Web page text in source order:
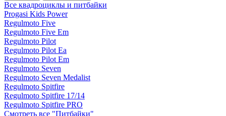
Все квадроциклы и питбайки
Progasi Kids Power
Regulmoto Five
Regulmoto Five Em
Regulmoto Pilot
Regulmoto Pilot Ea
Regulmoto Pilot Em
Regulmoto Seven
Regulmoto Seven Medalist
Regulmoto Spitfire
Regulmoto Spitfire 17/14
Regulmoto Spitfire PRO
Смотреть все "Питбайки"